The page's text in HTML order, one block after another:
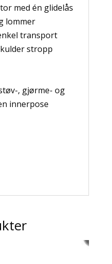
med én glidelås
lommer
transport
stropp
, gjørme- og
innerpose